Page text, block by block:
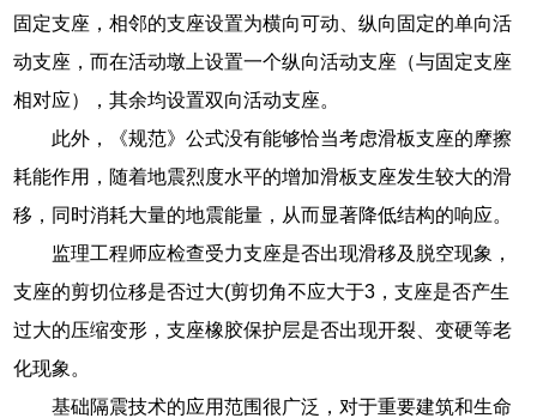
固定支座，相邻的支座设置为横向可动、纵向固定的单向活
动支座，而在活动墩上设置一个纵向活动支座（与固定支座
相对应），其余均设置双向活动支座。
此外，《规范》公式没有能够恰当考虑滑板支座的摩擦
耗能作用，随着地震烈度水平的增加滑板支座发生较大的滑
移，同时消耗大量的地震能量，从而显著降低结构的响应。
监理工程师应检查受力支座是否出现滑移及脱空现象，
支座的剪切位移是否过大(剪切角不应大于3，支座是否产生
过大的压缩变形，支座橡胶保护层是否出现开裂、变硬等老
化现象。
基础隔震技术的应用范围很广泛，对于重要建筑和生命